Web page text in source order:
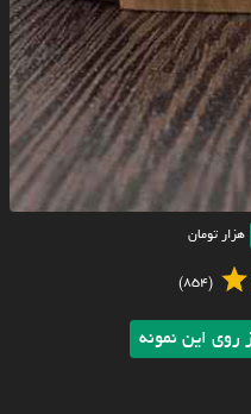
هزار تومان
(854)
این نمونه